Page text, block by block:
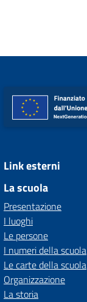
Link esterni
La scuola
Presentazione
I luoghi
Le persone
I numeri della scuola
Le carte della scuola
Organizzazione
La storia